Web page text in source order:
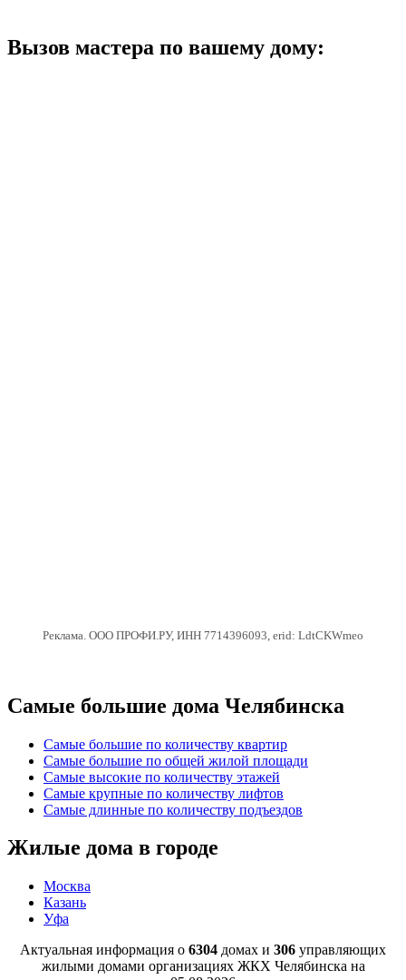
Вызов мастера по вашему дому:
Реклама. ООО ПРОФИ.РУ, ИНН 7714396093, erid: LdtCKWmeo
Самые большие дома Челябинска
Самые большие по количеству квартир
Самые большие по общей жилой площади
Самые высокие по количеству этажей
Самые крупные по количеству лифтов
Самые длинные по количеству подъездов
Жилые дома в городе
Москва
Казань
Уфа
Актуальная информация о 6304 домах и 306 управляющих
жилыми домами организациях ЖКХ Челябинска на